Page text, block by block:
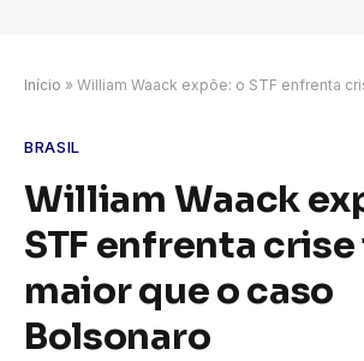
Início » William Waack expõe: o STF enfrenta crise interna
BRASIL
William Waack
STF enfrenta
maior que o caso
Bolsonaro